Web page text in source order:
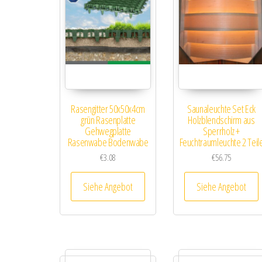
Rasengitter 50x50x4cm
grün Rasenplatte
Gehwegplatte
Rasenwabe Bodenwabe
€3.08
Siehe Angebot
Saunaleuchte Set Eck
Holzblendschirm aus
Sperrholz +
Feuchtraumleuchte 2
€56.75
Siehe Angebot